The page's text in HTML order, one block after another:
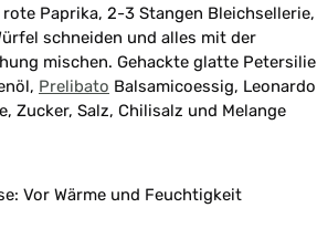
Paprika, 2-3 Stangen Bleichsellerie,
schneiden und alles mit der
mischen. Gehackte glatte Petersilie
Prelibato Balsamicoessig, Leonardo
Zucker, Salz, Chilisalz und Melange
Vor Wärme und Feuchtigkeit